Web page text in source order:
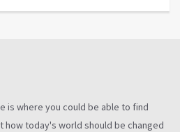
is where you could be able to find
today's world should be changed